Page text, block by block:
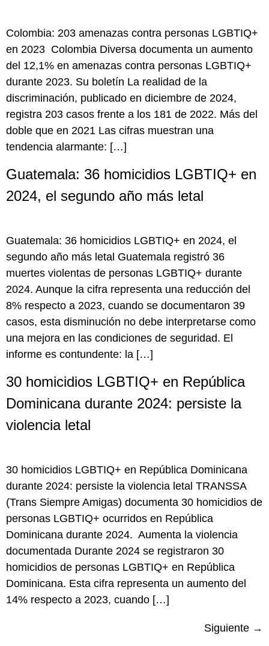
Colombia: 203 amenazas contra personas LGBTIQ+
en 2023 Colombia Diversa documenta un aumento
del 12,1% en amenazas contra personas LGBTIQ+
durante 2023. Su boletín La realidad de la
discriminación, publicado en diciembre de 2024,
registra 203 casos frente a los 181 de 2022. Más del
doble que en 2021 Las cifras muestran una
tendencia alarmante: […]
Guatemala: 36 homicidios LGBTIQ+ en
2024, el segundo año más letal
Guatemala: 36 homicidios LGBTIQ+ en 2024, el
segundo año más letal Guatemala registró 36
muertes violentas de personas LGBTIQ+ durante
2024. Aunque la cifra representa una reducción del
8% respecto a 2023, cuando se documentaron 39
casos, esta disminución no debe interpretarse como
una mejora en las condiciones de seguridad. El
informe es contundente: la […]
30 homicidios LGBTIQ+ en República
Dominicana durante 2024: persiste la
violencia letal
30 homicidios LGBTIQ+ en República Dominicana
durante 2024: persiste la violencia letal TRANSSA
(Trans Siempre Amigas) documenta 30 homicidios de
personas LGBTIQ+ ocurridos en República
Dominicana durante 2024. Aumenta la violencia
documentada Durante 2024 se registraron 30
homicidios de personas LGBTIQ+ en República
Dominicana. Esta cifra representa un aumento del
14% respecto a 2023, cuando […]
Siguiente →